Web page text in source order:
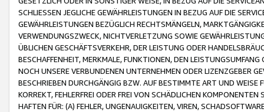
SCHLIESSEN JEGLICHE GEWÄHRLEISTUNGEN IN BEZUG AUF DIE
GEWÄHRLEISTUNGEN BEZÜGLICH RECHTSMÄNGELN,
VERWENDUNGSZWECK, NICHTVERLETZUNG SOWIE
ÜBLICHEN GESCHÄFTSVERKEHR, DER LEISTUNG ODER
BESCHAFFENHEIT, MERKMALE, FUNKTIONEN, DEN
NOCH UNSERE VERBUNDENEN UNTERNEHMEN ODER LIZENZGEBER
BESCHRIEBEN DURCHGÄNGIG BZW. AUF BESTIMMTE ART UND
KORREKT, FEHLERFREI ODER FREI VON SCHÄDLICHEN
HAFTEN FÜR: (A) FEHLER, UNGENAUIGKEITEN, VIREN,